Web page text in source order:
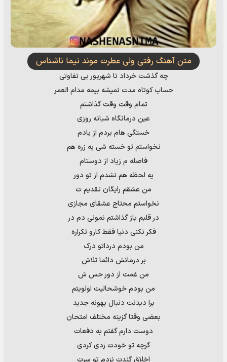
متن آهنگ رفتی ولی عطرت موند نیما ناشناس
چه گذشت خرداد تا شهریور بی تفاوتی
حساب کوتاه مدت نمیشه بیمه مدام العمر
تمام وقت وقت گذاشتم
عین درمانگاه شبانه روزی
خستگی هام بردم از یادم
نخواستم تو خسته شی یه زره هم
فاصله م زیاد از دوستام
یه لحظه هم نشدم از تو دور
من عشقم رایگان تقدیم ت
نخواستم محتاج عشقای مجازی
در قلبم باز گذاشتم نمونی دم در
فکر نکنی دنیا فقط کارو تکراره
من بودم درداتو درک
بر درمانش دائما تلاش
من غمت از دور حس ش
من بودم خوشحالیت اولویتم
برا دیدنت دنبال بهونه جدید
بعضی وقتا گزینه مختلف امتحان
دوست دارم گفتم به دفعات
گرچه تو خودت زدی کردی
اخلاق گندت نزدم تو سرت